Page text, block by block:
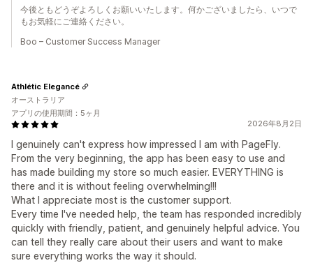
今後ともどうぞよろしくお願いいたします。何かございましたら、いつで
もお気軽にご連絡ください。
Boo – Customer Success Manager
2026年8月2日
I genuinely can't express how impressed I am with PageFly.
From the very beginning, the app has been easy to use and
has made building my store so much easier. EVERYTHING is
there and it is without feeling overwhelming!!!
What I appreciate most is the customer support.
Every time I've needed help, the team has responded incredibly
quickly with friendly, patient, and genuinely helpful advice. You
can tell they really care about their users and want to make
sure everything works the way it should.
Athlétic Elegancé
オーストラリア
アプリの使用期間：5ヶ月